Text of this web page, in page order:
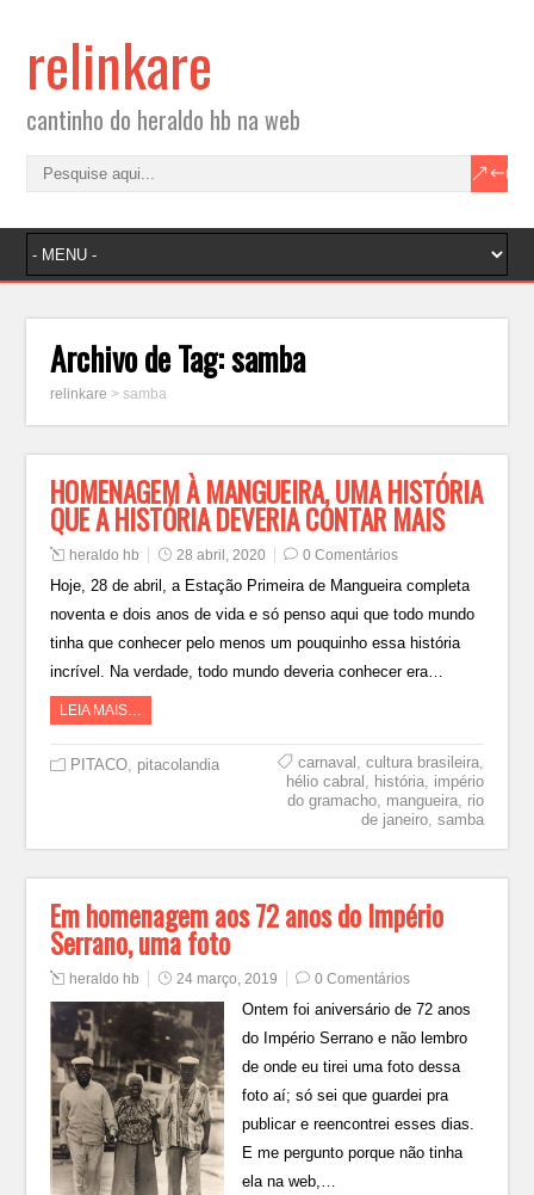
relinkare
cantinho do heraldo hb na web
Archivo de Tag:samba
relinkare >samba
HOMENAGEM À MANGUEIRA, UMA HISTÓRIA
QUE A HISTÓRIA DEVERIA CONTAR MAIS
heraldo hb 28 abril, 2020 0 Comentários
Hoje, 28 de abril, a Estação Primeira de Mangueira completa
noventa e dois anos de vida e só penso aqui que todo mundo
tinha que conhecer pelo menos um pouquinho essa história
incrível. Na verdade, todo mundo deveria conhecer era…
LEIA MAIS…
PITACO, pitacolandia carnaval , cultura brasileira,
hélio cabral , história, império
do gramacho, mangueira, rio
de janeiro, samba
Em homenagem aos 72 anos do Império
Serrano, uma foto
heraldo hb 24 março, 2019 0 Comentários
Ontem foi aniversário de 72 anos
do Império Serrano e não lembro
de onde eu tirei uma foto dessa
foto aí; só sei que guardei pra
publicar e reencontrei esses dias.
E me pergunto porque não tinha
ela na web,…